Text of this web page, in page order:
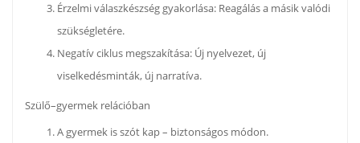
Érzelmi válaszkészség gyakorlása: Reagálás a másik valódi
szükségletére.
Negatív ciklus megszakítása: Új nyelvezet, új
viselkedésminták, új narratíva.
Szülő–gyermek relációban
A gyermek is szót kap – biztonságos módon.